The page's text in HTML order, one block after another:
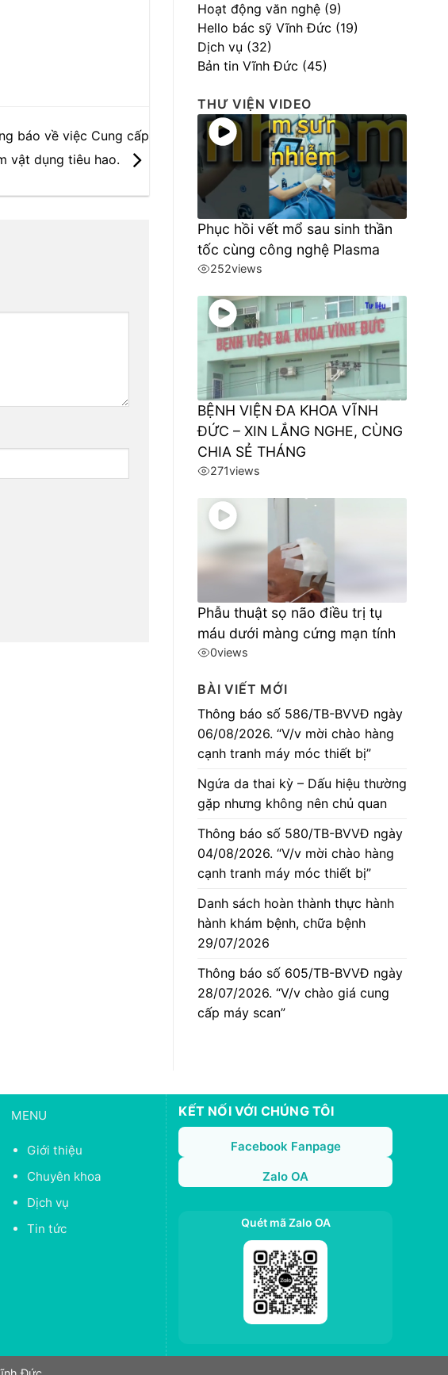
báo về việc Cung cấp
vật dụng tiêu hao.
Hoạt động văn nghệ (9)
Hello bác sỹ Vĩnh Đức (19)
Dịch vụ (32)
Bản tin Vĩnh Đức (45)
THƯ VIỆN VIDEO
Phục hồi vết mổ sau sinh thần
tốc cùng công nghệ Plasma
252views
BỆNH VIỆN ĐA KHOA VĨNH
ĐỨC – XIN LẮNG NGHE, CÙNG
CHIA SẺ THÁNG
271views
Phẫu thuật sọ não điều trị tụ
máu dưới màng cứng mạn tính
0views
BÀI VIẾT MỚI
Thông báo số 586/TB-BVVĐ ngày
06/08/2026. “V/v mời chào hàng
cạnh tranh máy móc thiết bị”
Ngứa da thai kỳ – Dấu hiệu thường
gặp nhưng không nên chủ quan
Thông báo số 580/TB-BVVĐ ngày
04/08/2026. “V/v mời chào hàng
cạnh tranh máy móc thiết bị”
Danh sách hoàn thành thực hành
hành khám bệnh, chữa bệnh
29/07/2026
Thông báo số 605/TB-BVVĐ ngày
28/07/2026. “V/v chào giá cung
cấp máy scan”
MENU
Giới thiệu
Chuyên khoa
Dịch vụ
Tin tức
KẾT NỐI VỚI CHÚNG TÔI
Facebook Fanpage
Zalo OA
Quét mã Zalo OA